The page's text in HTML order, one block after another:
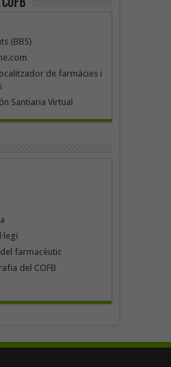
(BBS)
de farmàcies i
Santiaria Virtual
farmacèutic
del COFB